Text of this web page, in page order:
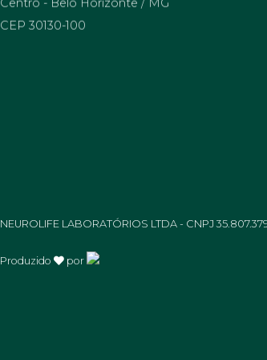
CEP 30130-100
NEUROLIFE LABORATÓRIOS LTDA - CNPJ
Produzido por